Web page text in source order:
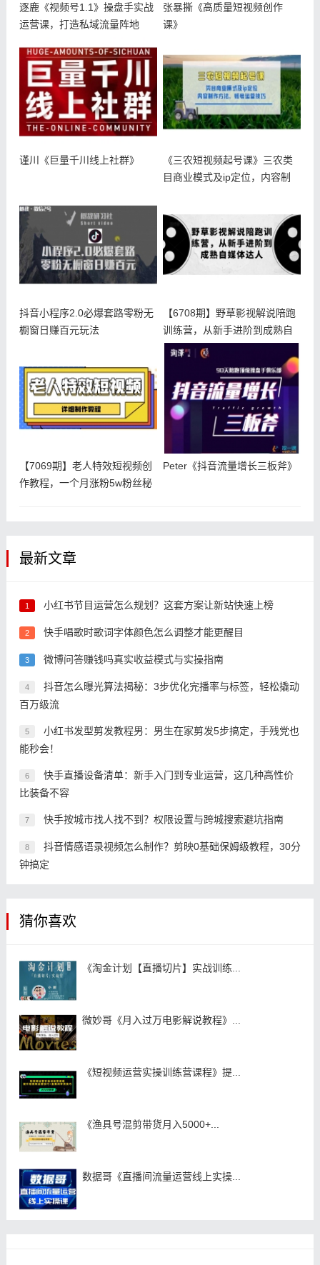
逐鹿《视频号1.1》操盘手实战
运营课，打造私域流量阵地
张暴撕《高质量短视频创作
课》
谨川《巨量千川线上社群》
《三农短视频起号课》三农类
目商业模式及ip定位，内容制
抖音小程序2.0必爆套路零粉无
橱窗日赚百元玩法
【6708期】野草影视解说陪跑
训练营，从新手进阶到成熟自
媒体
【7069期】老人特效短视频创
作教程，一个月涨粉5w粉丝秘
Peter《抖音流量增长三板斧》
最新文章
1 小红书节目运营怎么规划？这套方案让新站快速上榜
2 快手唱歌时歌词字体颜色怎么调整才能更醒目
3 微博问答赚钱吗真实收益模式与实操指南
4
抖音怎么曝光算法揭秘：3步优化完播率与标签，轻松撬动
百万级流
5
小红书发型剪发教程男：男生在家剪发5步搞定，手残党也
能秒会！
6
快手直播设备清单：新手入门到专业运营，这几种高性价
比装备不容
7 快手按城市找人找不到？权限设置与跨城搜索避坑指南
8
抖音情感语录视频怎么制作？剪映0基础保姆级教程，30分
钟搞定
猜你喜欢
《淘金计划【直播切片】实战训练...
微妙哥《月入过万电影解说教程》...
《短视频运营实操训练营课程》提...
《渔具号混剪带货月入5000+...
数据哥《直播间流量运营线上实操...